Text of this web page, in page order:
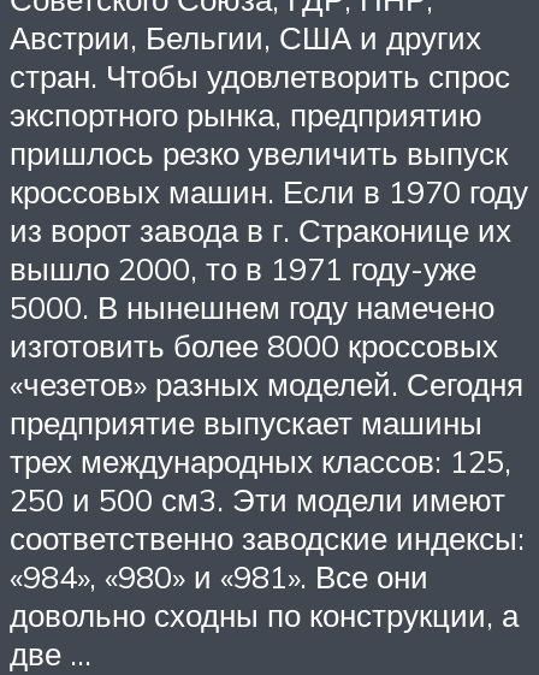
Австрии, Бельгии, США и других
стран. Чтобы удовлетворить спрос
экспортного рынка, предприятию
пришлось резко увеличить выпуск
кроссовых машин. Если в 1970 году
из ворот завода в г. Страконице их
вышло 2000, то в 1971 году-уже
5000. В нынешнем году намечено
изготовить более 8000 кроссовых
«чезетов» разных моделей. Сегодня
предприятие выпускает машины
трех международных классов: 125,
250 и 500 см3. Эти модели имеют
соответственно заводские индексы:
«984», «980» и «981». Все они
довольно сходны по конструкции, а
две …